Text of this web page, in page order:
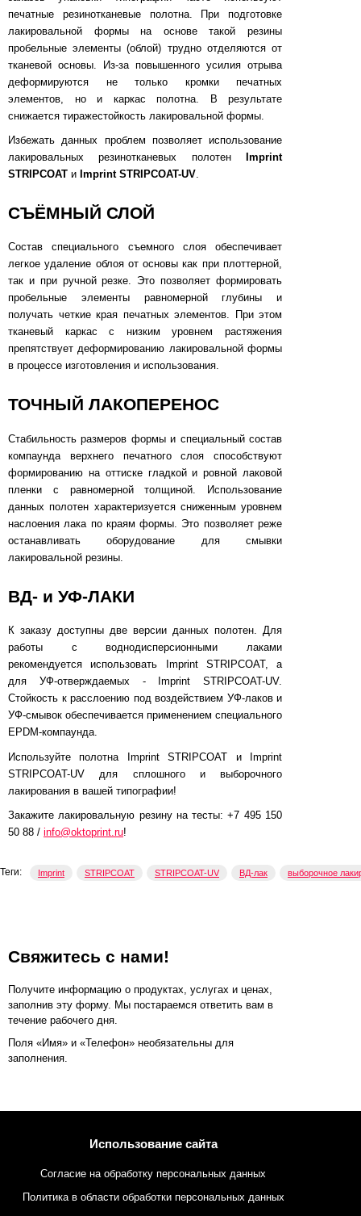
печатные резинотканевые полотна. При подготовке
лакировальной формы на основе такой резины
пробельные элементы (облой) трудно отделяются от
тканевой основы. Из-за повышенного усилия отрыва
деформируются не только кромки печатных
элементов, но и каркас полотна. В результате
снижается тиражестойкость лакировальной формы.
Избежать данных проблем позволяет использование
лакировальных резинотканевых полотен
Imprint
STRIPCOAT и Imprint STRIPCOAT-UV
СЪЁМНЫЙ СЛОЙ
Состав специального съемного слоя обеспечивает
легкое удаление облоя от основы как при плоттерной,
так и при ручной резке. Это позволяет формировать
пробельные элементы равномерной глубины и
получать четкие края печатных элементов. При этом
тканевый каркас с низким уровнем растяжения
препятствует деформированию лакировальной формы
в процессе изготовления и использования.
ТОЧНЫЙ ЛАКОПЕРЕНОС
Стабильность размеров формы и специальный состав
компаунда верхнего печатного слоя способствуют
формированию на оттиске гладкой и ровной лаковой
пленки с равномерной толщиной. Использование
данных полотен характеризуется сниженным уровнем
наслоения лака по краям формы. Это позволяет реже
останавливать оборудование для смывки
лакировальной резины.
ВД- и УФ-ЛАКИ
К заказу доступны две версии данных полотен. Для
работы с воднодисперсионными лаками
рекомендуется использовать Imprint STRIPCOAT, а
для УФ-отверждаемых - Imprint STRIPCOAT-UV.
Стойкость к расслоению под воздействием УФ-лаков и
УФ-смывок обеспечивается применением специального
EPDM-компаунда.
Используйте полотна Imprint STRIPCOAT и Imprint
STRIPCOAT-UV для сплошного и выборочного
лакирования в вашей типографии!
Закажите лакировальную резину на тесты: +7 495 150
50 88 / info@oktoprint.ru!
Теги: Imprint STRIPCOAT STRIPCOAT-UV ВД-лак выборочное
Свяжитесь с нами!
Получите информацию о продуктах, услугах и ценах,
заполнив эту форму. Мы постараемся ответить вам в
течение рабочего дня.
Поля «Имя» и «Телефон» необязательны для
заполнения.
Использование сайта
Согласие на обработку персональных данных
Политика в области обработки персональных данных